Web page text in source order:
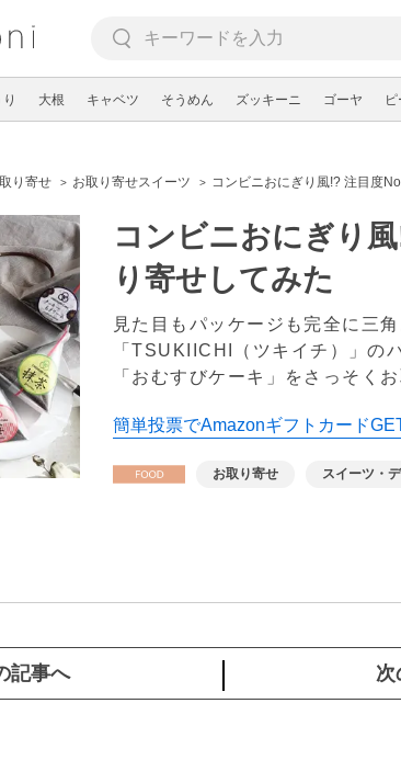
大根 キャベツ そうめん ズッキーニ ゴーヤ
り寄せ お取り寄せスイーツ コンビニおにぎり風!? 注目度
コンビニおにぎり
り寄せしてみた
見た目もパッケージも完全に三
「TSUKIICHI（ツキイチ）」の
「おむすびケーキ」をさっそく
簡単投票でAmazonギフトカード
お取り寄せ スイーツ・
記事へ 次